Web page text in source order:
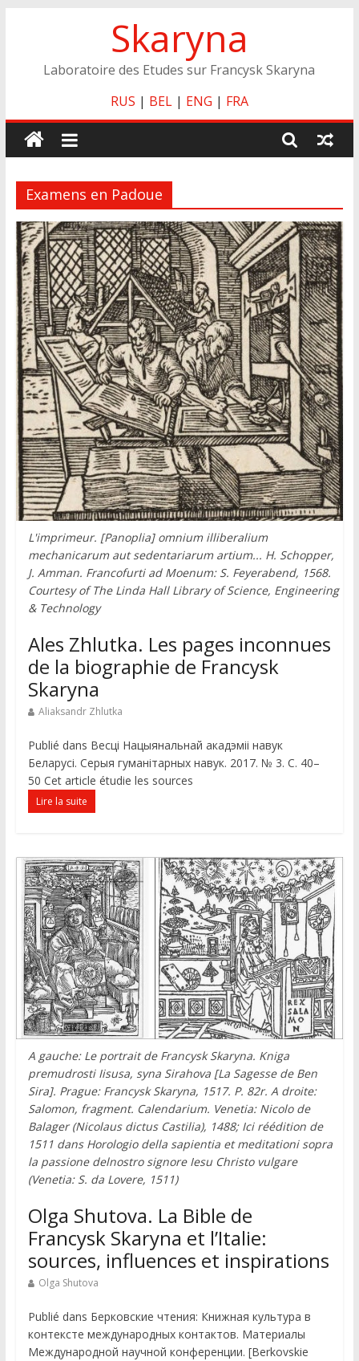
Skaryna
Laboratoire des Etudes sur Francysk Skaryna
RUS | BEL| ENG | FRA
Examens en Padoue
L'imprimeur. [Panoplia] omnium illiberalium
mechanicarum aut sedentariarum artium... H. Schopper,
J. Amman. Francofurti ad Moenum: S. Feyerabend, 1568.
Courtesy of The Linda Hall Library of Science, Engineering
& Technology
Ales Zhlutka. Les pages inconnues
de la biographie de Francysk
Skaryna
Aliaksandr Zhlutka
Publié dans Весці Нацыянальнай акадэміі навук
Беларусі. Серыя гуманітарных навук. 2017. № 3. С. 40–
50 Cet article étudie les sources
Lire la suite
A gauche: Le portrait de Francysk Skaryna. Kniga
premudrosti Iisusa, syna Sirahova [La Sagesse de Ben
Sira]. Prague: Francysk Skaryna, 1517. P. 82r. A droite:
Salomon, fragment. Calendarium. Venetia: Nicolo de
Balager (Nicolaus dictus Castilia), 1488; Ici réédition de
1511 dans Horologio della sapientia et meditationi sopra
la passione delnostro signore Iesu Christo vulgare
(Venetia: S. da Lovere, 1511)
Olga Shutova. La Bible de
Francysk Skaryna et l’Italie:
sources, influences et inspirations
Olga Shutova
Publié dans Берковские чтения: Книжная культура в
контексте международных контактов. Материалы
Международной научной конференции. [Berkovskie